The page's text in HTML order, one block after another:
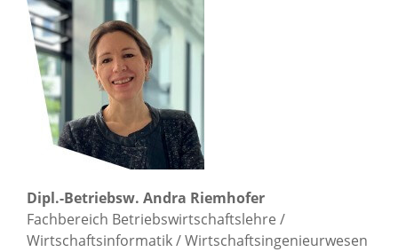
Dipl.-Betriebsw. Andra Riemhofer
Fachbereich Betriebswirtschaftslehre /
Wirtschaftsinformatik / Wirtschaftsingenieurwesen